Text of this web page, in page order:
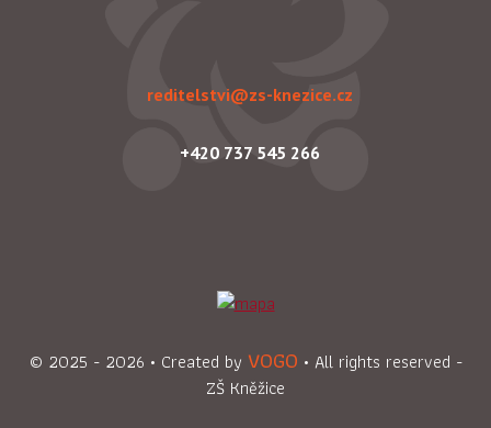
reditelstvi@zs-knezice.cz
+420 737 545 266
© 2025 - 2026 • Created by VOGO • All rights reserved -
ZŠ Kněžice